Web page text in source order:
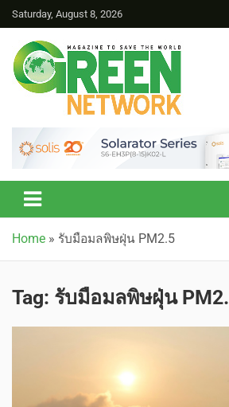
Saturday, August 8, 2026
Green Network
Home » รับมือมลพิษฝุ่น PM2.5
Tag: รับมือมลพิษฝุ่น